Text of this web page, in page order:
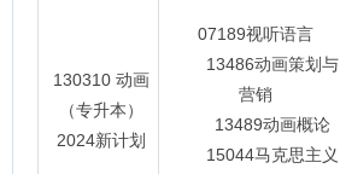
130310 动画
（专升本）
2024新计划
07189视听语言
13486动画策划与
营销
13489动画概论
15044马克思主义